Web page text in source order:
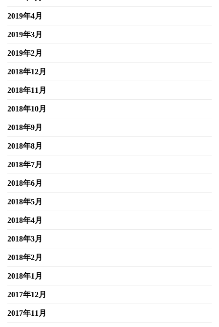
2019年4月
2019年3月
2019年2月
2018年12月
2018年11月
2018年10月
2018年9月
2018年8月
2018年7月
2018年6月
2018年5月
2018年4月
2018年3月
2018年2月
2018年1月
2017年12月
2017年11月